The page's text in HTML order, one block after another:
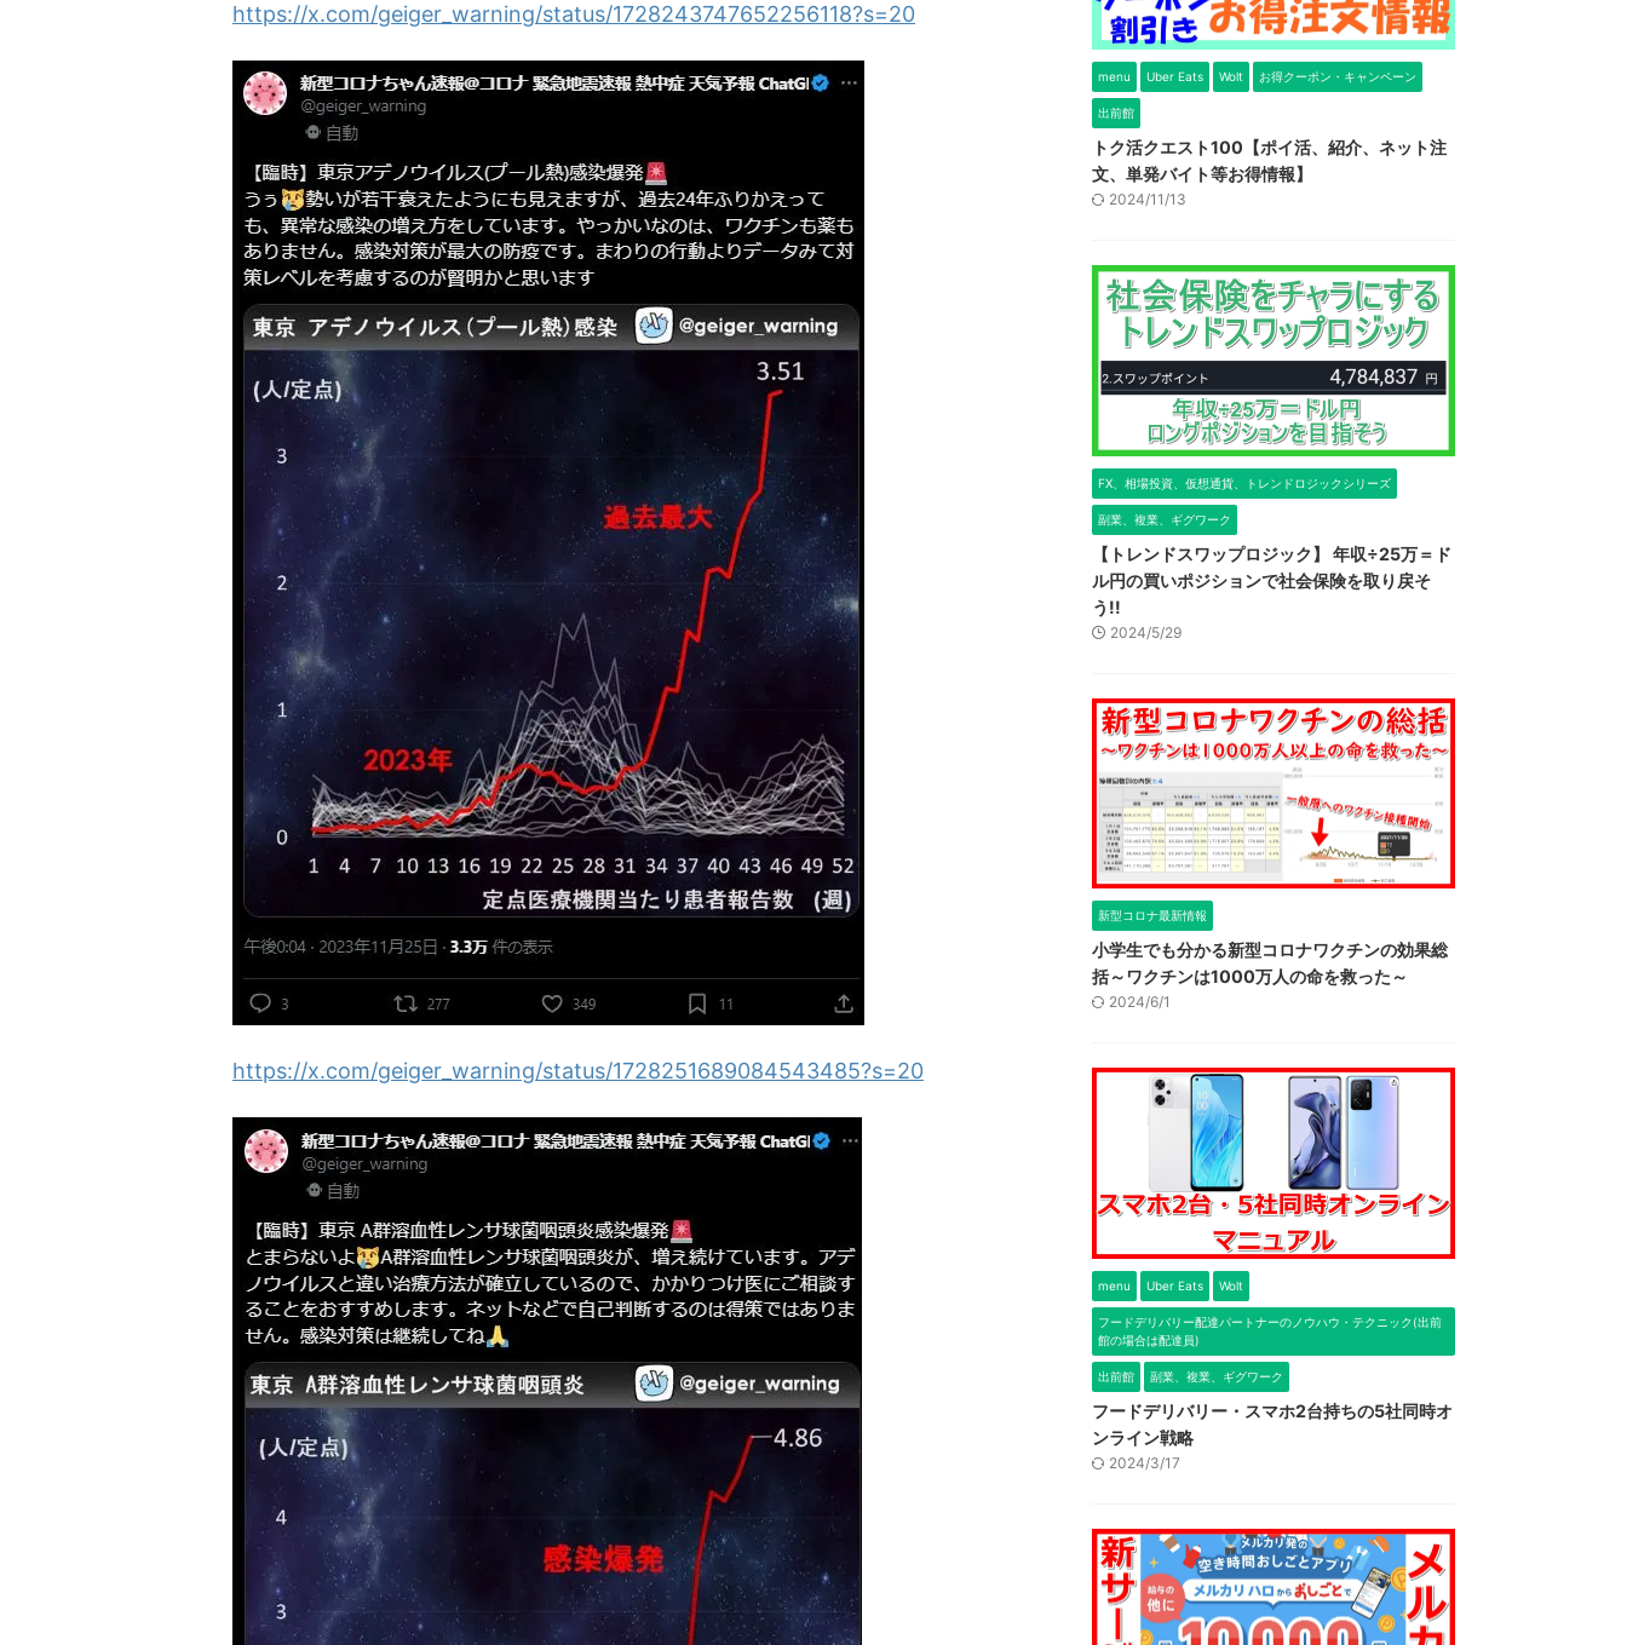
https://x.com/geiger_warning/status/1728243747652256118?s=20
https://x.com/geiger_warning/status/1728251689084543485?s=20
menu Uber Eats Wolt お得クーポン・キャンペーン
出前館
トク活クエスト100【ポイ活、紹介、ネット注
文、単発バイト等お得情報】
2024/11/13
FX、相場投資、仮想通貨、トレンドロジックシリーズ
副業、複業、ギグワーク
【トレンドスワップロジック】 年収÷25万＝ド
ル円の買いポジションで社会保険を取り戻そ
う!!
2024/5/29
新型コロナ最新情報
小学生でも分かる新型コロナワクチンの効果総
括～ワクチンは1000万人の命を救った～
2024/6/1
menu Uber Eats Wolt
フードデリバリー配達パートナーのノウハウ・テクニック(出前
館の場合は配達員)
出前館 副業、複業、ギグワーク
フードデリバリー・スマホ2台持ちの5社同時オ
ンライン戦略
2024/3/17